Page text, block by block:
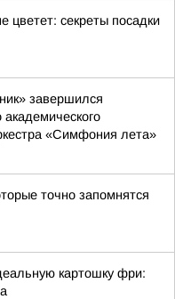
цветет: секреты посадки
завершился
«Симфония лета»
точно запомнятся
картошку фри: